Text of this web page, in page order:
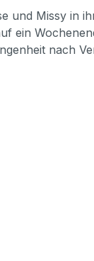
und Missy in
ein
nach